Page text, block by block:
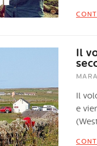
Il
MARA
Il
e